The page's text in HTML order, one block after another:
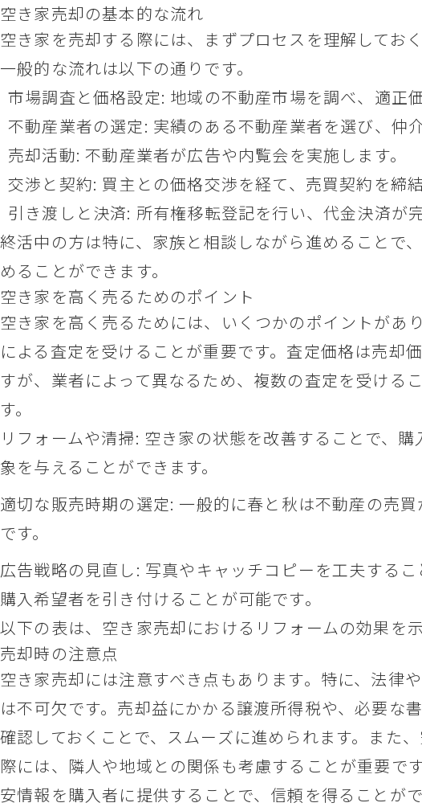
空き家売却の基本的な流れ
空き家を売却する際には、まずプロセスを理解しておく
一般的な流れは以下の通りです。
市場調査と価格設定: 地域の不動産市場を調べ、適正
不動産業者の選定: 実績のある不動産業者を選び、仲
売却活動: 不動産業者が広告や内覧会を実施します。
交渉と契約: 買主との価格交渉を経て、売買契約を締結
引き渡しと決済: 所有権移転登記を行い、代金決済が完
終活中の方は特に、家族と相談しながら進めることで
めることができます。
空き家を高く売るためのポイント
空き家を高く売るためには、いくつかのポイントがあ
による査定を受けることが重要です。査定価格は売却
すが、業者によって異なるため、複数の査定を受ける
す。
リフォームや清掃: 空き家の状態を改善することで、
象を与えることができます。
適切な販売時期の選定: 一般的に春と秋は不動産の売
です。
広告戦略の見直し: 写真やキャッチコピーを工夫するこ
購入希望者を引き付けることが可能です。
以下の表は、空き家売却におけるリフォームの効果を示
売却時の注意点
空き家売却には注意すべき点もあります。特に、法律
は不可欠です。売却益にかかる譲渡所得税や、必要な
確認しておくことで、スムーズに進められます。また
際には、隣人や地域との関係も考慮することが重要で
安情報を購入者に提供することで、信頼を得ることがで